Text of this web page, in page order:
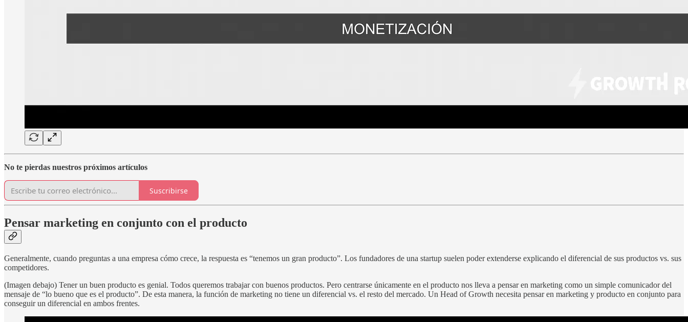
No te pierdas nuestros próximos artículos
Suscribirse
Pensar marketing en conjunto con el producto
Generalmente, cuando preguntas a una empresa cómo crece, la respuesta es “tenemos un gran producto”. Los fundadores de una startup suelen poder extenderse explicando el diferencial de sus productos vs. sus
competidores.
(Imagen debajo) Tener un buen producto es genial. Todos queremos trabajar con buenos productos. Pero centrarse únicamente en el producto nos lleva a pensar en marketing como un simple comunicador del
mensaje de “lo bueno que es el producto”. De esta manera, la función de marketing no tiene un diferencial vs. el resto del mercado. Un Head of Growth necesita pensar en marketing y producto en conjunto para
conseguir un diferencial en ambos frentes.